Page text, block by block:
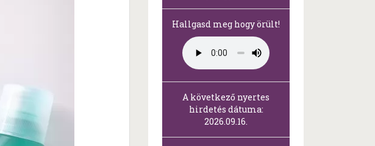
Hallgasd meg hogy örült!
A következő nyertes
hirdetés dátuma:
2026.09.16.